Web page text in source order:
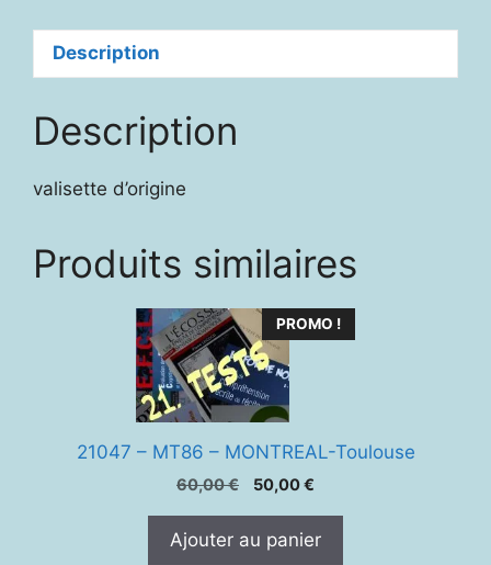
:
Evaluation
de
la
compréhension
et
Description
Description
valisette d’origine
Produits similaires
PROMO !
21047 – MT86 – MONTREAL-Toulouse
60,00€
Le
était :
50,00€
est :
Ajouter au panier